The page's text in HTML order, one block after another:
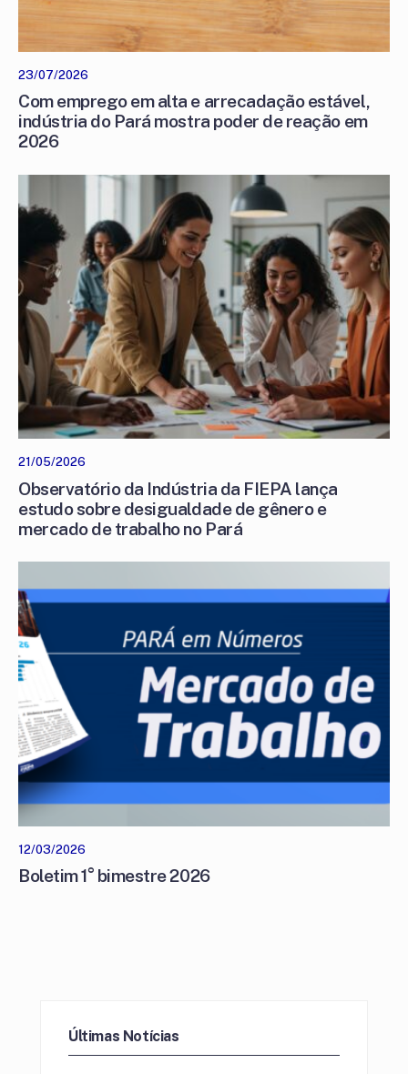
23/07/2026
Com emprego em alta e arrecadação estável,
indústria do Pará mostra poder de reação em
2026
21/05/2026
Observatório da Indústria da FIEPA lança
estudo sobre desigualdade de gênero e
mercado de trabalho no Pará
12/03/2026
Boletim 1° bimestre 2026
Últimas Notícias